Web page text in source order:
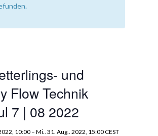
und
Flow Technik
7 | 08 2022
10:00– Mi.. 31. Aug.. 2022, 15:00CEST